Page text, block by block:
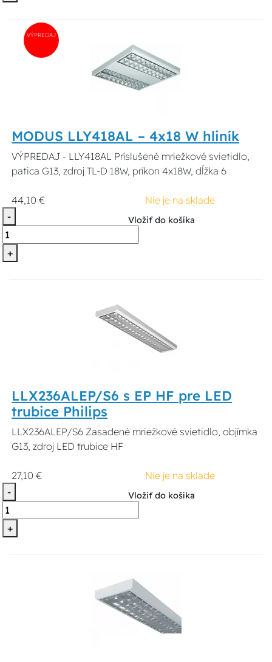
VÝPREDAJ
MODUS LLY418AL – 4x18 W hliník
VÝPREDAJ - LLY418AL Príslušené mriežkové svietidlo,
patica G13, zdroj TL-D 18W, príkon 4x18W, dĺžka 6
44,10 €
Nie je na sklade
-
+
Vložiť do košíka
LLX236ALEP/S6 s EP HF pre LED
trubice Philips
LLX236ALEP/S6 Zasadené mriežkové svietidlo, objímka
G13, zdroj LED trubice HF
27,10 €
Nie je na sklade
-
+
Vložiť do košíka